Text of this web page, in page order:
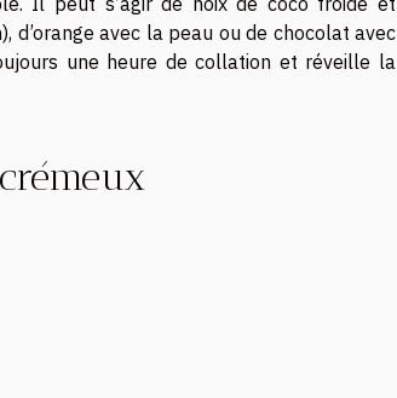
d’orange avec la peau ou de chocolat avec
une heure de collation et réveille la